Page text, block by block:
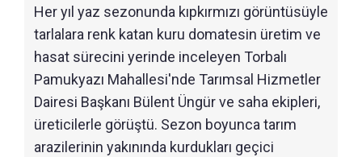
Her yıl yaz sezonunda kıpkırmızı görüntüsüyle
tarlalara renk katan kuru domatesin üretim ve
hasat sürecini yerinde inceleyen Torbalı
Pamukyazı Mahallesi'nde Tarımsal Hizmetler
Dairesi Başkanı Bülent Üngür ve saha ekipleri,
üreticilerle görüştü. Sezon boyunca tarım
arazilerinin yakınında kurdukları geçici